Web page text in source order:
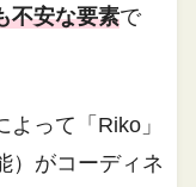
不安な要素で
って「Riko」
）がコーディネ